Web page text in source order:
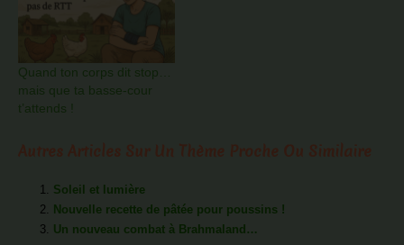
Quand ton corps dit stop…
mais que ta basse-cour
t’attends !
Soleil et lumière
Nouvelle recette de pâtée pour poussins !
Un nouveau combat à Brahmaland…